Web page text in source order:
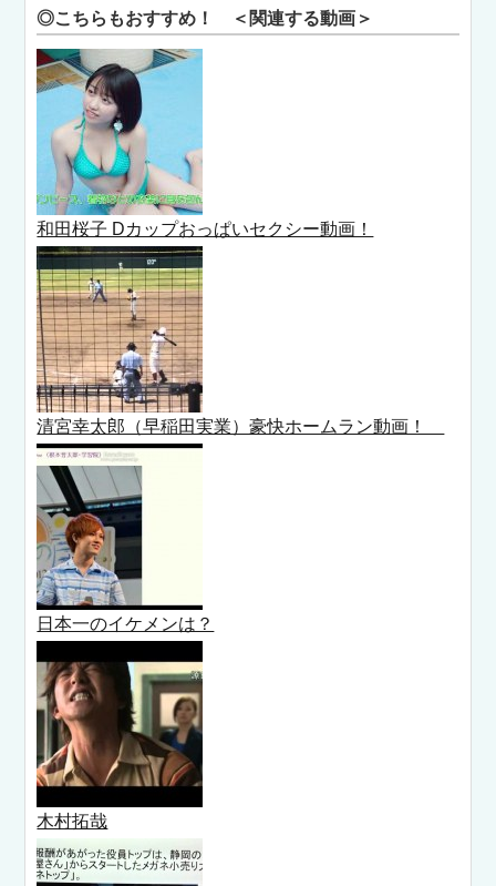
◎こちらもおすすめ！ ＜関連する動画＞
和田桜子 Dカップおっぱいセクシー動画！
清宮幸太郎（早稲田実業）豪快ホームラン動画！
日本一のイケメンは？
木村拓哉